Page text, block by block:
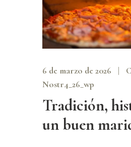
6 de marzo de 2026
Nostr4_26_wp
Tradición,
un buen